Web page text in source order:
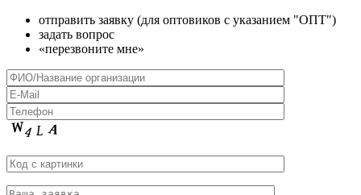
отправить заявку (для оптовиков с указанием "ОПТ")
задать вопрос
«перезвоните мне»